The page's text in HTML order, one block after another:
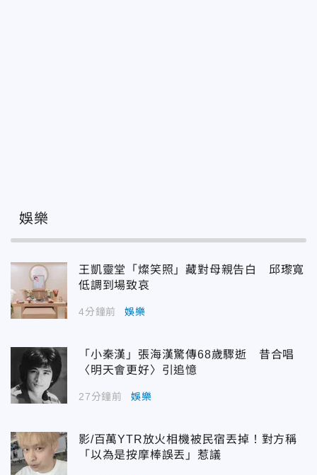
娛樂
王凱靈堂「燦笑照」藏對母親告白 邱瓈寬
低調到場致哀
4分鐘前 娛樂
「小秦漢」張海漢驚傳68歲驟逝 昔合唱
〈明天會更好〉引追憶
27分鐘前 娛樂
影/百萬YTR放火相機被民宿丟掉！對方稱
「以為是按摩棒誤丟」惹議